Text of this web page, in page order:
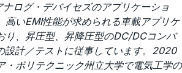
ログ・デバイセズのアプリケーショ
高いEMI性能が求められる車載アプリケ
り、昇圧型、昇降圧型のDC/DCコンバ
設計／テストに従事しています。2020
・ポリテクニック州立大学で電気工学の